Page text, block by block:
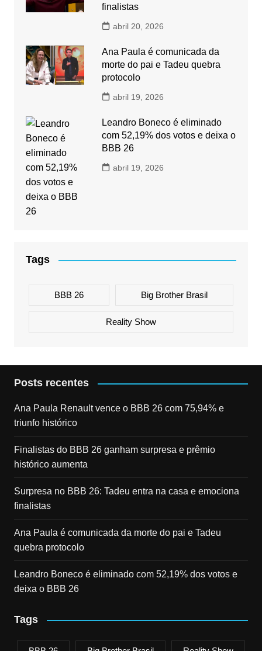
finalistas
abril 20, 2026
Ana Paula é comunicada da
morte do pai e Tadeu quebra
protocolo
abril 19, 2026
Leandro Boneco é eliminado
com 52,19% dos votos e deixa o
BBB 26
abril 19, 2026
Tags
BBB 26 Big Brother Brasil
Reality Show
Posts recentes
Ana Paula Renault vence o BBB 26 com 75,94% e
triunfo histórico
Finalistas do BBB 26 ganham surpresa e prêmio
histórico aumenta
Surpresa no BBB 26: Tadeu entra na casa e emociona
finalistas
Ana Paula é comunicada da morte do pai e Tadeu
quebra protocolo
Leandro Boneco é eliminado com 52,19% dos votos e
deixa o BBB 26
Tags